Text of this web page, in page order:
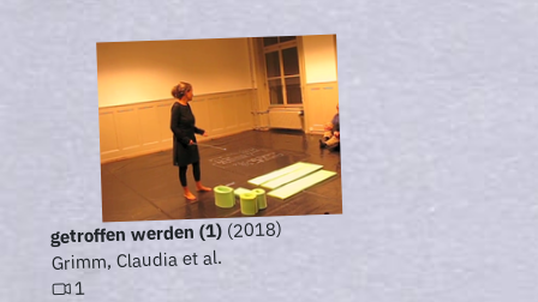
getroffen werden (1)(2018)
Grimm, Claudia et al.
1